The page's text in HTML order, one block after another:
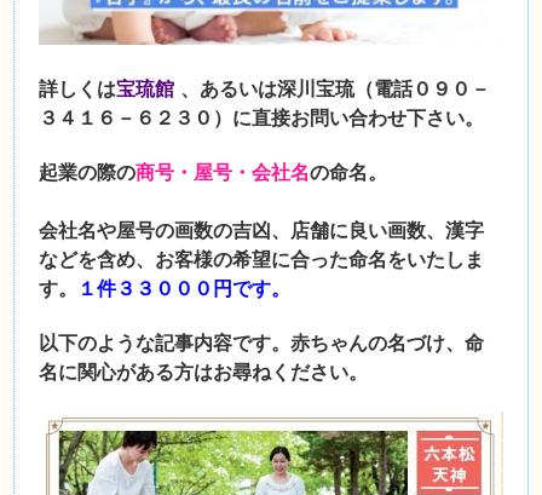
詳しくは宝琉館 、あるいは深川宝琉（電話０９０－
３４１６－６２３０）に直接お問い合わせ下さい。
起業の際の商号・屋号・会社名の命名。
会社名や屋号の画数の吉凶、店舗に良い画数、漢字
などを含め、お客様の希望に合った命名をいたしま
す。
１件３３０００円です。
以下のような記事内容です。赤ちゃんの名づけ、命
名に関心がある方はお尋ねください。